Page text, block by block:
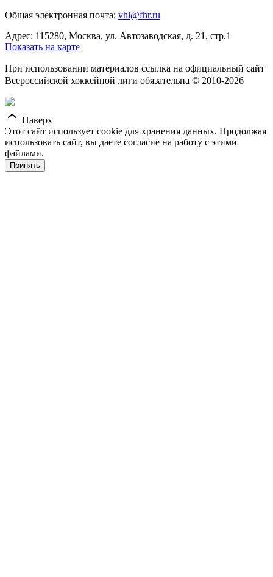
Общая электронная почта: vhl@fhr.ru
Адрес: 115280, Москва, ул. Автозаводская, д. 21, стр.1
Показать на карте
При использовании материалов ссылка на официальный сайт
Всероссийской хоккейной лиги обязательна © 2010-2026
Наверх
Этот сайт использует cookie для хранения данных. Продолжая
использовать сайт, вы даете согласие на работу с этими
файлами.
Принять